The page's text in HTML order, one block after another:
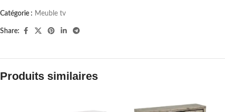
Catégorie : Meuble tv
Share:
Produits similaires